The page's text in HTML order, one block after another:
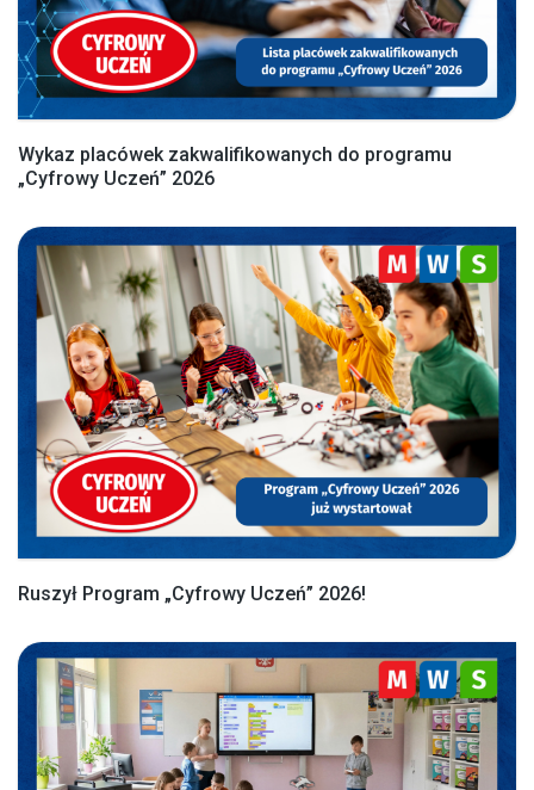
Wykaz placówek zakwalifikowanych do programu
„Cyfrowy Uczeń” 2026
Ruszył Program „Cyfrowy Uczeń” 2026!